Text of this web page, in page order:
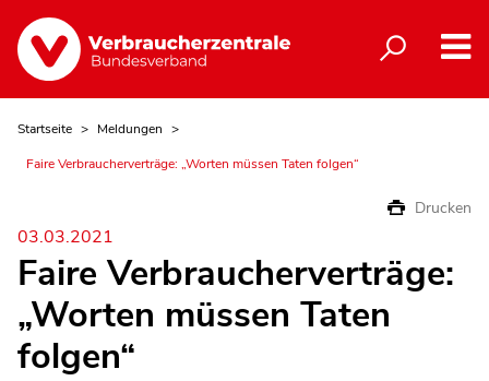
Startseite
Meldungen
Faire Verbraucherverträge: „Worten müssen Taten folgen“
Drucken
03.03.2021
Faire Verbraucherverträge:
„Worten müssen Taten
folgen“